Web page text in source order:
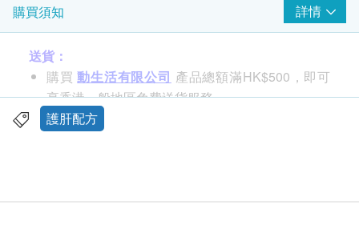
功效
本產品以薑黃提取物為主要原料，薑黃粉含有95%的
薑黃素。
除了日常健康管理外，我們還推薦給那些注重美容和
喜歡宴會的人。
購買須知 詳情
送貨：
購買動生活有限公司 產品總額滿HK$500，即可
享香港一般地區免費送貨服務
賬單總額未滿HK$500需附加HK$50運費。
護肝配方